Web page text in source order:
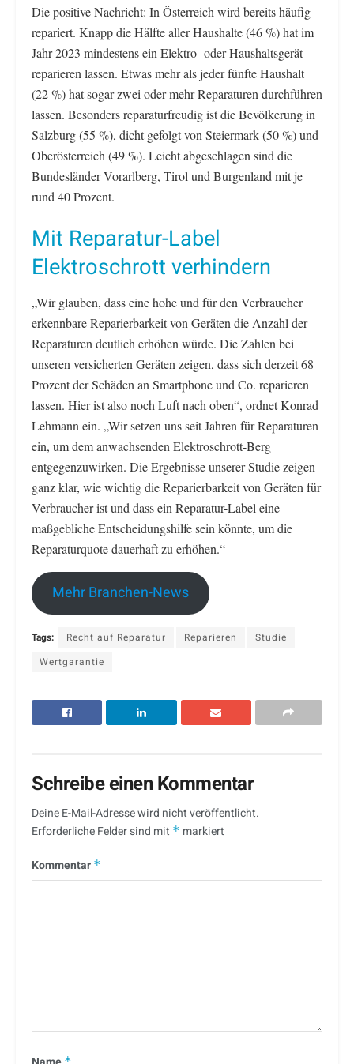
Die positive Nachricht: In Österreich wird bereits häufig
repariert. Knapp die Hälfte aller Haushalte (46 %) hat im
Jahr 2023 mindestens ein Elektro- oder Haushaltsgerät
reparieren lassen. Etwas mehr als jeder fünfte Haushalt
(22 %) hat sogar zwei oder mehr Reparaturen durchführen
lassen. Besonders reparaturfreudig ist die Bevölkerung in
Salzburg (55 %), dicht gefolgt von Steiermark (50 %) und
Oberösterreich (49 %). Leicht abgeschlagen sind die
Bundesländer Vorarlberg, Tirol und Burgenland mit je
rund 40 Prozent.
Mit Reparatur-Label
Elektroschrott verhindern
„Wir glauben, dass eine hohe und für den Verbraucher
erkennbare Reparierbarkeit von Geräten die Anzahl der
Reparaturen deutlich erhöhen würde. Die Zahlen bei
unseren versicherten Geräten zeigen, dass sich derzeit 68
Prozent der Schäden an Smartphone und Co. reparieren
lassen. Hier ist also noch Luft nach oben“, ordnet Konrad
Lehmann ein. „Wir setzen uns seit Jahren für Reparaturen
ein, um dem anwachsenden Elektroschrott-Berg
entgegenzuwirken. Die Ergebnisse unserer Studie zeigen
ganz klar, wie wichtig die Reparierbarkeit von Geräten für
Verbraucher ist und dass ein Reparatur-Label eine
maßgebliche Entscheidungshilfe sein könnte, um die
Reparaturquote dauerhaft zu erhöhen.“
Mehr Branchen-News
Tags: Recht auf Reparatur Reparieren
Studie
Wertgarantie
Schreibe einen Kommentar
Deine E-Mail-Adresse wird nicht veröffentlicht.
Erforderliche Felder sind mit * markiert
Kommentar *